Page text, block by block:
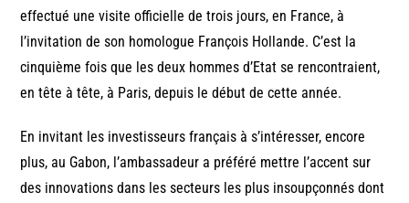
effectué une visite officielle de trois jours, en France, à
l’invitation de son homologue François Hollande. C’est la
cinquième fois que les deux hommes d’Etat se rencontraient,
en tête à tête, à Paris, depuis le début de cette année.
En invitant les investisseurs français à s’intéresser, encore
plus, au Gabon, l’ambassadeur a préféré mettre l’accent sur
des innovations dans les secteurs les plus insoupçonnés dont